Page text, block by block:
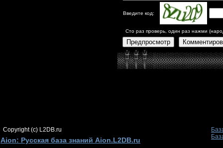
Введите код:
Сто раз проверь, один раз нажми
Предпросмотр
Copyright (c) L2DB.ru
Aion: Русская база знаний Aion.L2DB.ru